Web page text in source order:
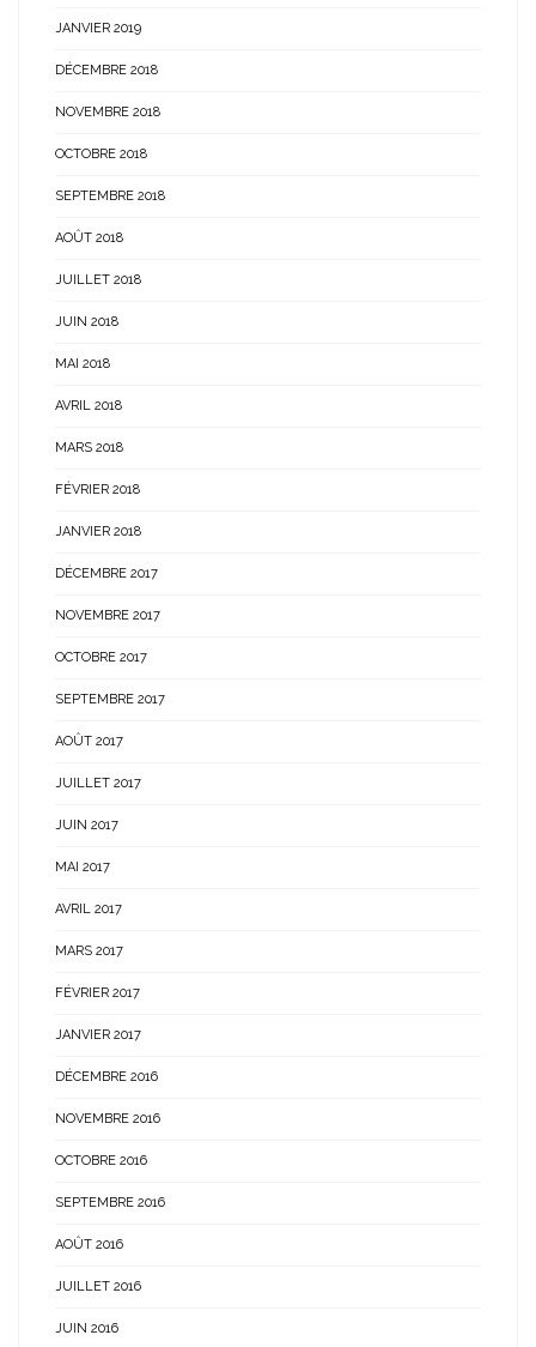
JANVIER 2019
DÉCEMBRE 2018
NOVEMBRE 2018
OCTOBRE 2018
SEPTEMBRE 2018
AOÛT 2018
JUILLET 2018
JUIN 2018
MAI 2018
AVRIL 2018
MARS 2018
FÉVRIER 2018
JANVIER 2018
DÉCEMBRE 2017
NOVEMBRE 2017
OCTOBRE 2017
SEPTEMBRE 2017
AOÛT 2017
JUILLET 2017
JUIN 2017
MAI 2017
AVRIL 2017
MARS 2017
FÉVRIER 2017
JANVIER 2017
DÉCEMBRE 2016
NOVEMBRE 2016
OCTOBRE 2016
SEPTEMBRE 2016
AOÛT 2016
JUILLET 2016
JUIN 2016